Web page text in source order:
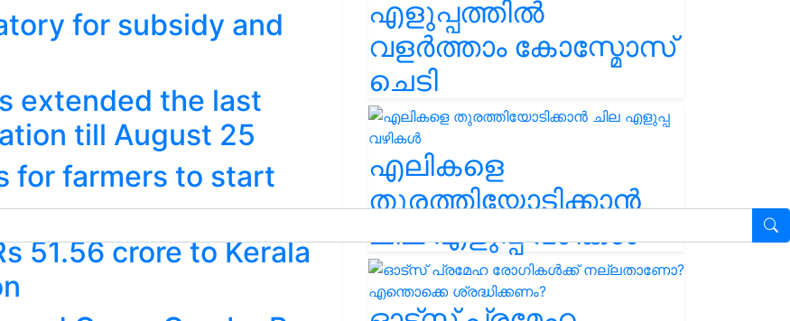
for subsidy and
extended the last
till August 25
for farmers to start
51.56 crore to Kerala
എളുപ്പത്തിൽ
വളർത്താം കോസ്മോസ്
ചെടി
എലികളെ
തുരത്തിയോടിക്കാൻ
ചില എളുപ്പ വഴികൾ